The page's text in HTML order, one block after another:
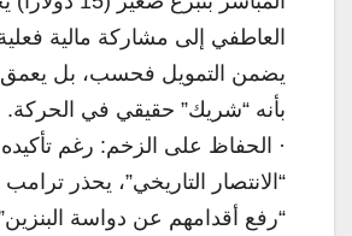
العاطفي إلى مشاركة مالية
يضمن التمويل فحسب، بل يعمق
بأنه “شريك” حقيقي في الحركة.
· الحفاظ على الزخم: رغم
“الانتصار التاريخي”، يحذر
“رفع أقدامهم عن دواسة